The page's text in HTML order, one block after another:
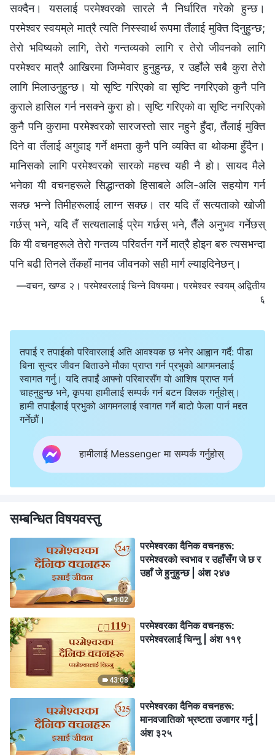
सक्दैन। यसलाई परमेश्‍वरको सारले नै निर्धारित गरेको हुन्छ।
परमेश्‍वर स्वयम्‌ले मात्रै त्यति निस्स्वार्थ रूपमा तँलाई मुक्ति दिनुहुन्छ;
तेरो भविष्यको लागि, तेरो गन्तव्यको लागि र तेरो जीवनको लागि
परमेश्‍वर मात्रै आखिरमा जिम्‍मेवार हुनुहुन्छ, र उहाँले सबै कुरा तेरो
लागि मिलाउनुहुन्छ। यो सृष्टि गरिएको वा सृष्टि नगरिएको कुनै पनि
कुराले हासिल गर्न नसक्‍ने कुरा हो। सृष्टि गरिएको वा सृष्टि नगरिएको
कुनै पनि कुरामा परमेश्‍वरको सारजस्तो सार नहुने हुँदा, तँलाई मुक्ति
दिने वा तँलाई अगुवाइ गर्ने क्षमता कुनै पनि व्यक्ति वा थोकमा हुँदैन।
मानिसको लागि परमेश्‍वरको सारको महत्त्व यही नै हो। सायद मैले
भनेका यी वचनहरूले सिद्धान्तको हिसाबले अलि-अलि सहयोग गर्न
सक्छ भन्‍ने तिमीहरूलाई लाग्‍न सक्छ। तर यदि तँ सत्यताको खोजी
गर्छस् भने, यदि तँ सत्यतालाई प्रेम गर्छस् भने, तैँले अनुभव गर्नेछस्
कि यी वचनहरूले तेरो गन्तव्य परिवर्तन गर्ने मात्रै होइन बरु त्यसभन्दा
पनि बढी तिनले तँकहाँ मानव जीवनको सही मार्ग ल्याइदिनेछन्।
—वचन, खण्ड २। परमेश्‍वरलाई चिन्‍ने विषयमा। परमेश्‍वर स्वयम् अद्वितीय
६
तपाई र तपाईको परिवारलाई अति आवश्यक छ भनेर आह्वान गर्दै: पीडा
बिना सुन्दर जीवन बिताउने मौका प्राप्त गर्न प्रभुको आगमनलाई
स्वागत गर्नु। यदि तपाईं आफ्नो परिवारसँग यो आशिष प्राप्त गर्न
चाहनुहुन्छ भने, कृपया हामीलाई सम्पर्क गर्न बटन क्लिक गर्नुहोस्।
हामी तपाईंलाई प्रभुको आगमनलाई स्वागत गर्ने बाटो फेला पार्न मद्दत
गर्नेछौं।
हामीलाई Messenger मा सम्पर्क गर्नुहोस्
सम्बन्धित विषयवस्तु
9:02
परमेश्‍वरका दैनिक वचनहरू:
परमेश्‍वरको स्वभाव र उहाँसँग जे छ र
उहाँ जे हुनुहुन्छ | अंश २४७
43:08
परमेश्‍वरका दैनिक वचनहरू:
परमेश्‍वरलाई चिन्‍नु | अंश ११९
परमेश्‍वरका दैनिक वचनहरू:
मानवजातिको भ्रष्टता उजागर गर्नु |
अंश ३२५